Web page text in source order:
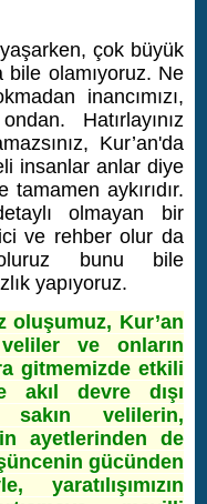
çok büyük
bile olamıyoruz. Ne
inancımızı,
Hatırlayınız
Kur’an'da
insanlar anlar diye
aykırıdır.
olmayan bir
ve rehber olur da
bunu bile
yapıyoruz.
oluşumuz, Kur’an
ve onların
gitmemizde etkili
akıl devre dışı
sakın velilerin,
ayetlerinden de
gücünden
yaratılışımızın